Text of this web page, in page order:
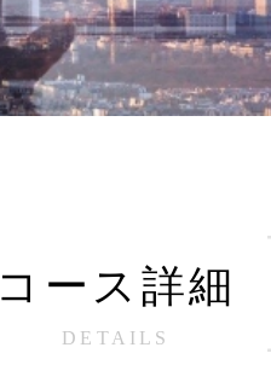
コース詳細
DETAILS